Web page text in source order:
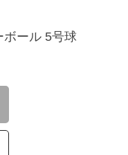
ール 5号球